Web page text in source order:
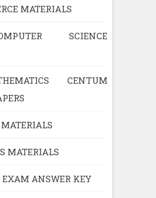
MATERIALS
SCIENCE
CENTUM
MATERIALS
ANSWER KEY